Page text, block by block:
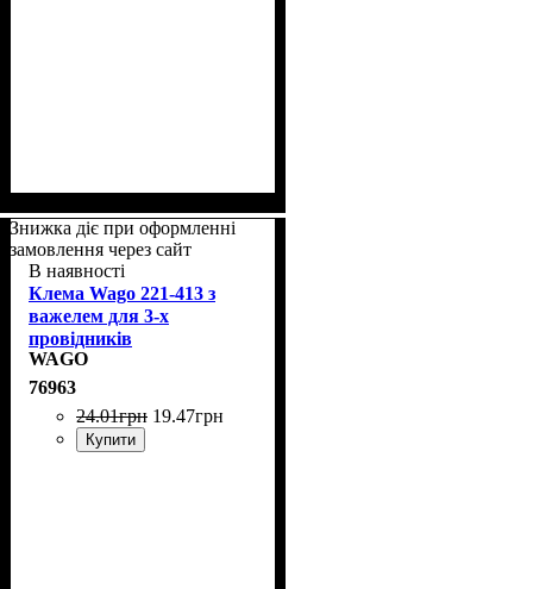
Знижка діє при оформленні
замовлення через сайт
В наявності
Клема Wago 221-413 з
важелем для 3-х
провідників
WAGO
76963
24.01грн 19.47грн
Купити